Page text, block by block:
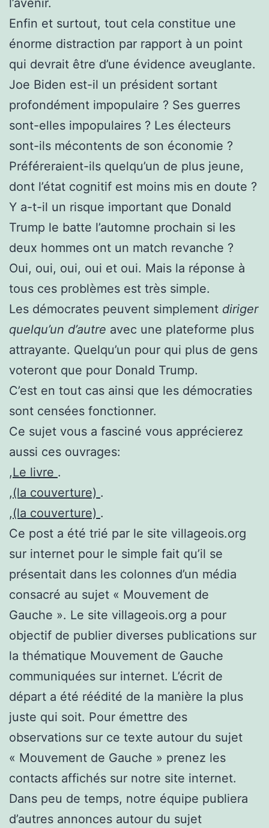
Enfin et surtout, tout cela constitue une
énorme distraction par rapport à un point
qui devrait être d’une évidence aveuglante.
Joe Biden est-il un président sortant
profondément impopulaire ? Ses guerres
sont-elles impopulaires ? Les électeurs
sont-ils mécontents de son économie ?
Préféreraient-ils quelqu’un de plus jeune,
dont l’état cognitif est moins mis en doute ?
Y a-t-il un risque important que Donald
Trump le batte l’automne prochain si les
deux hommes ont un match revanche ?
Oui, oui, oui, oui et oui. Mais la réponse à
tous ces problèmes est très simple.
Les démocrates peuvent simplement diriger
quelqu’un d’autre avec une plateforme plus
attrayante. Quelqu’un pour qui plus de gens
voteront que pour Donald Trump.
C’est en tout cas ainsi que les démocraties
sont censées fonctionner.
Ce sujet vous a fasciné vous apprécierez
aussi ces ouvrages:
,Le livre .
,(la couverture) .
,(la couverture) .
Ce post a été trié par le site villageois.org
sur internet pour le simple fait qu’il se
présentait dans les colonnes d’un média
consacré au sujet « Mouvement de
Gauche ». Le site villageois.org a pour
objectif de publier diverses publications sur
la thématique Mouvement de Gauche
communiquées sur internet. L’écrit de
départ a été réédité de la manière la plus
juste qui soit. Pour émettre des
observations sur ce texte autour du sujet
« Mouvement de Gauche » prenez les
contacts affichés sur notre site internet.
Dans peu de temps, notre équipe publiera
d’autres annonces autour du sujet